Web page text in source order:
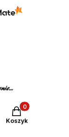
Produkty w
Koszyk